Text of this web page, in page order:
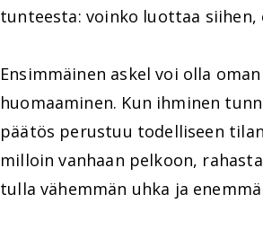
tunteesta: voinko luottaa siihen,
Ensimmäinen askel voi olla
huomaaminen. Kun ihminen
päätös perustuu todelliseen
milloin vanhaan pelkoon,
tulla vähemmän uhka ja